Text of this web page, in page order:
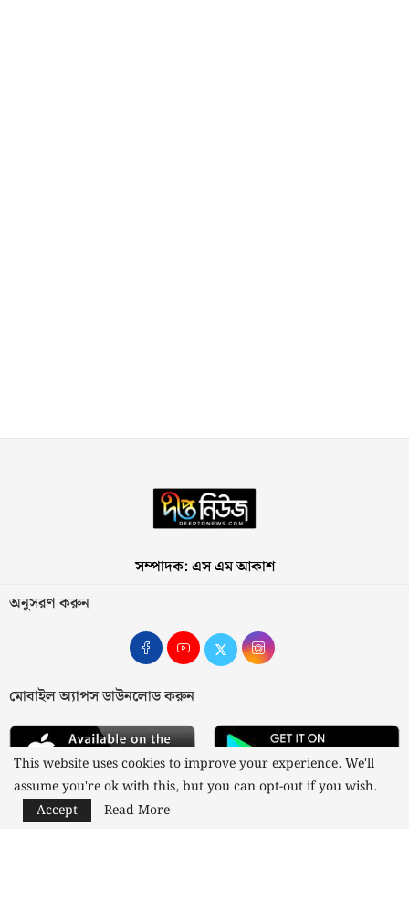
সম্পাদক: এস এম আকাশ
অনুসরণ করুন
মোবাইল অ্যাপস ডাউনলোড করুন
This website uses cookies to improve your experience. We'll
assume you're ok with this, but you can opt-out if you wish.
Accept
Read More